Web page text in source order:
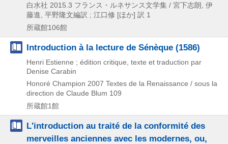
白水社 2015.3 フランス・ルネサンス文学集 / 宮下志朗, 伊
藤進, 平野隆文編訳 ; 江口修 [ほか] 訳 1
所蔵館106館
Introduction à la lecture de Sénèque (1586)
Henri Estienne ; édition critique, texte et traduction par
Denise Carabin
Honoré Champion 2007 Textes de la Renaissance / sous la
direction de Claude Blum 109
所蔵館1館
L'introduction au traité de la conformité des
merveilles anciennes avec les modernes, ou,